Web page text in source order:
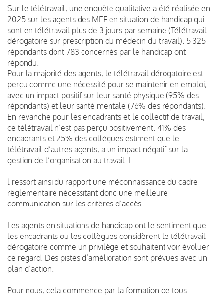
Sur le télétravail, une enquête qualitative a été réalisée en
2025 sur les agents des MEF en situation de handicap qui
sont en télétravail plus de 3 jours par semaine (Télétravail
dérogatoire sur prescription du médecin du travail). 5 325
répondants dont 783 concernés par le handicap ont
répondu.
Pour la majorité des agents, le télétravail dérogatoire est
perçu comme une nécessité pour se maintenir en emploi,
avec un impact positif sur leur santé physique (95% des
répondants) et leur santé mentale (76% des répondants).
En revanche pour les encadrants et le collectif de travail,
ce télétravail n’est pas perçu positivement. 41% des
encadrants et 25% des collègues estiment que le
télétravail d’autres agents, a un impact négatif sur la
gestion de l’organisation au travail. I
l ressort ainsi du rapport une méconnaissance du cadre
règlementaire nécessitant donc une meilleure
communication sur les critères d’accès.
Les agents en situations de handicap ont le sentiment que
les encadrants ou les collègues considèrent le télétravail
dérogatoire comme un privilège et souhaitent voir évoluer
ce regard. Des pistes d’amélioration sont prévues avec un
plan d’action.
Pour nous, cela commence par la formation de tous.